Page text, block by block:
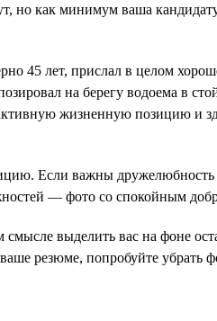
но как минимум ваша
45 лет, прислал в целом
на берегу водоема в
жизненную позицию и
Если важны дружелюбность
— фото со спокойным
выделить вас на фоне
резюме, попробуйте